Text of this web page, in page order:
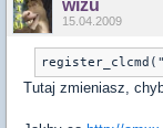
wizu
15.04.2009
Tutaj zmieniasz,